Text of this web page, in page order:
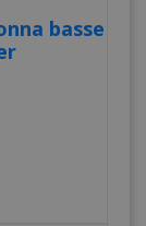
basse